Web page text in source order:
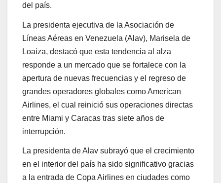
del país.
La presidenta ejecutiva de la Asociación de
Líneas Aéreas en Venezuela (Alav), Marisela de
Loaiza, destacó que esta tendencia al alza
responde a un mercado que se fortalece con la
apertura de nuevas frecuencias y el regreso de
grandes operadores globales como American
Airlines, el cual reinició sus operaciones directas
entre Miami y Caracas tras siete años de
interrupción.
La presidenta de Alav subrayó que el crecimiento
en el interior del país ha sido significativo gracias
a la entrada de Copa Airlines en ciudades como